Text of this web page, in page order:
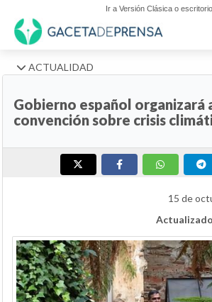
Ir a Versión Clásica o escritorio
ACTUALIDAD
Gobierno español organizará
convención sobre crisis
15 de